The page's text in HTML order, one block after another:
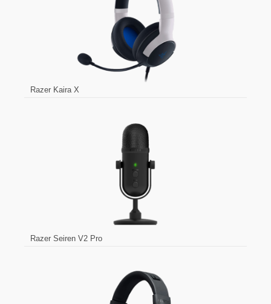
Razer Kaira X
Razer Seiren V2 Pro